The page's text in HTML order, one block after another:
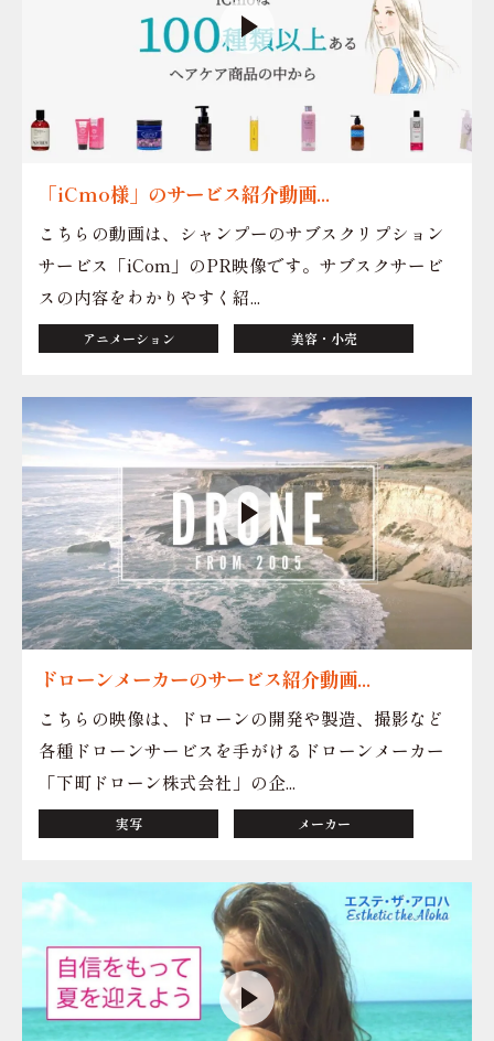
「iCmo様」のサービス紹介動画...
こちらの動画は、シャンプーのサブスクリプション
サービス「iCom」のPR映像です。サブスクサービ
スの内容をわかりやすく紹...
アニメーション 美容・小売
ドローンメーカーのサービス紹介動画...
こちらの映像は、ドローンの開発や製造、撮影など
各種ドローンサービスを手がけるドローンメーカー
「下町ドローン株式会社」の企...
実写 メーカー